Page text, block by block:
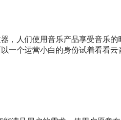
， 人们使用音乐产品享受音乐
一个运营小白的身份试着看看云